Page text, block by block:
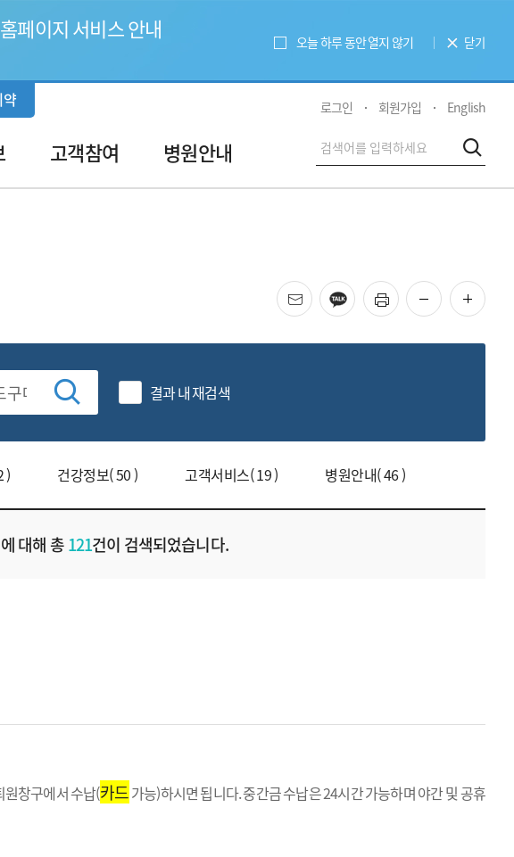
페이지 서비스 안내 오늘 하루 동안 열지 않기 닫기
로그인 회원가입 English
고객참여 병원안내
전
체
검
메일
카카오 프린트 화면 축소화면
결과 내 재검색
) 건강정보( 50 ) 고객서비스( 19 ) 병원안내( 46 )
에 대해 총121건이 검색되었습니다.
원창구에서 수납(카드가능)하시면 됩니다. 중간금 수납은 24시간 가능하며 야간 및 공휴